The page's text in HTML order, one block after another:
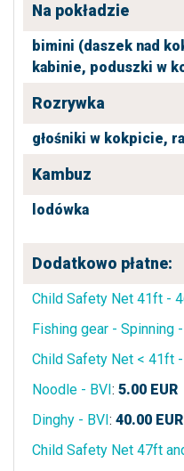
Na pokładzie
bimini (daszek nad
kabinie, poduszki w
Rozrywka
głośniki w kokpicie,
Kambuz
lodówka
Dodatkowo płatne:
Child Safety Net 41ft -
Fishing gear - Spinning
Child Safety Net < 41ft
Noodle - BVI: 5.00 EUR
Dinghy - BVI: 40.00 EUR
Child Safety Net 47ft